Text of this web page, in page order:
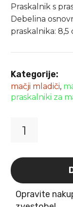
Praskalnik s
Debelina
praskalnika: 8,5
Kategorije:
mačji mladiči,
praskalniki za
mačke
Polset
M
38x38x59cm
siv
Flamingo
Opravite